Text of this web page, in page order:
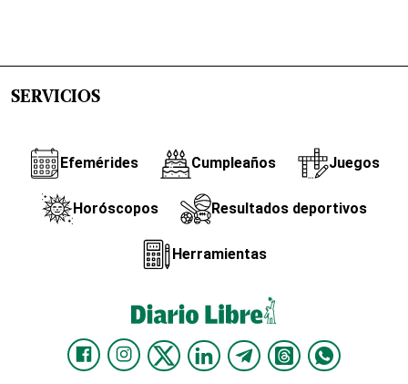
SERVICIOS
Efemérides Cumpleaños Juegos
Horóscopos Resultados deportivos
Herramientas